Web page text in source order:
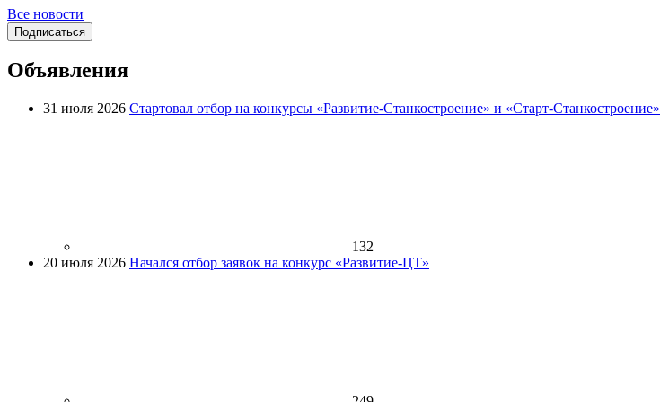
Все новости
Подписаться
Объявления
31 июля 2026 Стартовал отбор на конкурсы «Развитие-Станкостроение» и «Старт-Станкостроение»
132
20 июля 2026 Начался отбор заявок на конкурс «Развитие-ЦТ»